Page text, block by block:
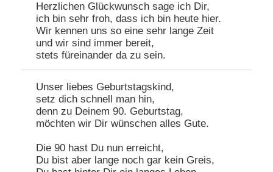
Herzlichen Glückwunsch sage ich Dir,
ich bin sehr froh, dass ich bin heute hier.
Wir kennen uns so eine sehr lange Zeit
und wir sind immer bereit,
stets füreinander da zu sein.
Unser liebes Geburtstagskind,
setz dich schnell man hin,
denn zu Deinem 90. Geburtstag,
möchten wir Dir wünschen alles Gute.
Die 90 hast Du nun erreicht,
Du bist aber lange noch gar kein Greis,